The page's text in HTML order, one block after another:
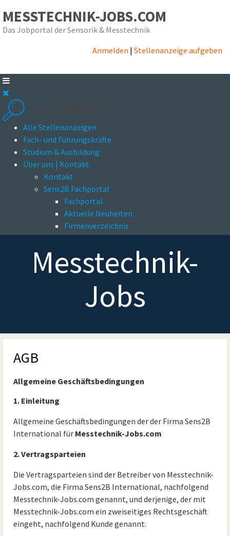
MESSTECHNIK-JOBS.COM
Das Jobportal der Sensorik & Messtechnik
Anmelden | Stellenanzeige aufgeben
Alle Stellenanzeigen
Fach- und Führungskräfte
Studium & Ausbildung
Über uns | Kontakt
Kontakt
Sens2B Fachportal
Fachportal
Aktuelle Neuheiten
Firmenverzeichnis
Messtechnik-
Jobs
AGB
Allgemeine Geschäftsbedingungen
1. Einleitung
Allgemeine Geschäftsbedingungen der der Firma Sens2B
International für Messtechnik-Jobs.com
2. Vertragsparteien
Die Vertragsparteien sind der Betreiber von Messtechnik-
Jobs.com, die Firma Sens2B International, nachfolgend
Messtechnik-Jobs.com genannt, und derjenige, der mit
Messtechnik-Jobs.com ein zweiseitiges Rechtsgeschäft
eingeht, nachfolgend Kunde genannt.